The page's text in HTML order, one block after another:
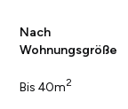
Nach
Wohnungsgröße
Bis 40m2